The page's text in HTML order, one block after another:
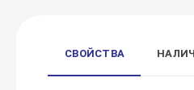
СВОЙСТВА